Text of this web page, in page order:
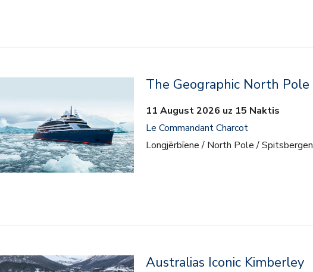
The Geographic North Pole
11 August 2026 uz 15 Naktis
Le Commandant Charcot
Longjērbīene / North Pole / Spitsbergen
Australias Iconic Kimberley